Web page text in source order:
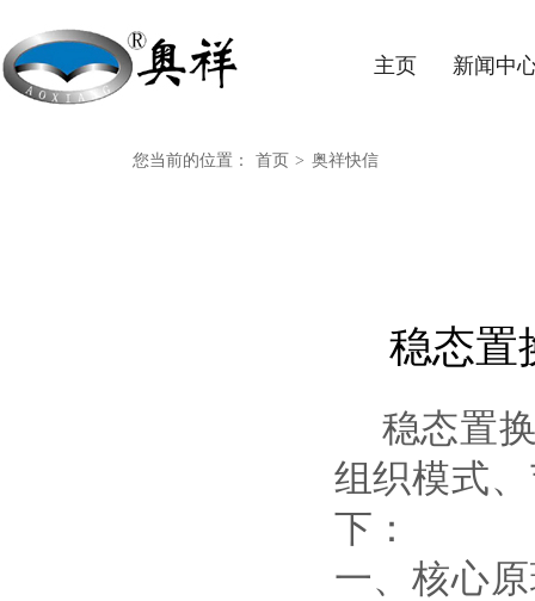
主页 新闻中
您当前的位置： 首页 > 奥祥快信
稳态置
稳态置
组织模式
下：
一、核心